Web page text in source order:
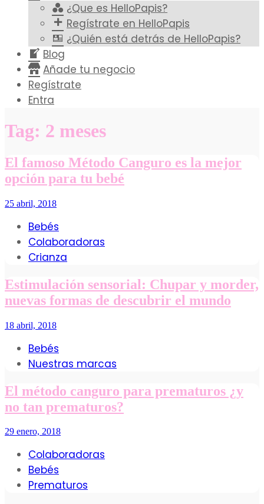
¿Que es HelloPapis?
Regístrate en HelloPapis
¿Quién está detrás de HelloPapis?
Blog
Añade tu negocio
Regístrate
Entra
Tag: 2 meses
El famoso Método Canguro es la mejor
opción para tu bebé
25 abril, 2018
Bebés
Colaboradoras
Crianza
Estimulación sensorial: Chupar y morder,
nuevas formas de descubrir el mundo
18 abril, 2018
Bebés
Nuestras marcas
El método canguro para prematuros ¿y
no tan prematuros?
29 enero, 2018
Colaboradoras
Bebés
Prematuros